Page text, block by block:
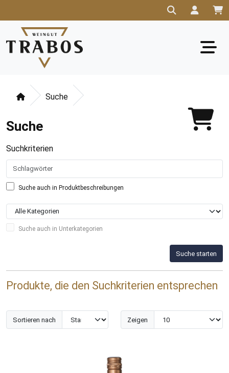
Suche
Suche
Suchkriterien
Suche auch in Produktbeschreibungen
Suche auch in Unterkategorien
Suche starten
Produkte, die den Suchkriterien entsprechen
Sortieren nach Zeigen